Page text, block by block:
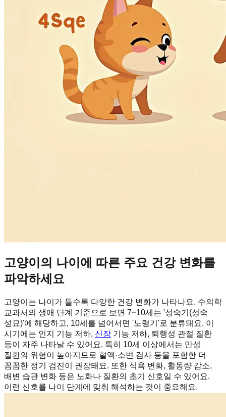
고양이의 나이에 따른 주요 건강 변화를
파악하세요
고양이는 나이가 들수록 다양한 건강 변화가 나타나요. 수의학
교과서의 생애 단계 기준으로 보면 7~10세는 '성숙기(성숙
성묘)'에 해당하고, 10세를 넘어서면 '노령기'로 분류돼요. 이
시기에는 인지 기능 저하, 신장 기능 저하, 퇴행성 관절 질환
등이 자주 나타날 수 있어요. 특히 10세 이상에서는 만성
질환의 위험이 높아지므로 혈액·소변 검사 등을 포함한 더
꼼꼼한 정기 검진이 권장돼요. 또한 식욕 변화, 활동량 감소,
배변 습관 변화 등은 노화나 질환의 초기 신호일 수 있어요.
이런 신호를 나이 단계에 맞춰 해석하는 것이 중요해요.